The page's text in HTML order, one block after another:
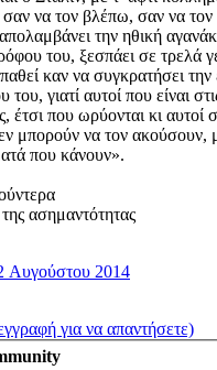
να τον βλέπω, σαν να
την ηθική
του, ξεσπάει σε τρελά
καν να συγκρατήσει την
του, γιατί αυτοί που είναι
έτσι που ωρύονται κι αυτοί
μπορούν να τον ακούσουν,
που κάνουν».
ασημαντότητας
Αυγούστου 2014
για να απαντήσετε)